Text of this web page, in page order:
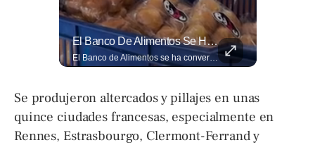
El Banco De Alimentos Se Ha Convertido En Un Puente De Supervivencia: Un Motor Humano Que Recupera Excedentes Comerciales Y Productos Con Fecha Corta De...
El Banco de Alimentos se ha convertido en un puente de supervivencia: un motor humano que recupera excedentes comerciales y productos con fecha corta de vencimiento para transformarlos en raciones de nutrición para miles de familias que luchan por asegurar un plato en la mesa. Entramos a su centro de acopio para mostrarte la minuciosa logística y el esfuerzo de los voluntarios que rescatan comida para aliviar el hambre de los más vulnerables. Lee más 👉 eldiariodehoy.com
Se produjeron altercados y pillajes en unas
quince ciudades francesas, especialmente en
Rennes, Estrasbourgo, Clermont-Ferrand y